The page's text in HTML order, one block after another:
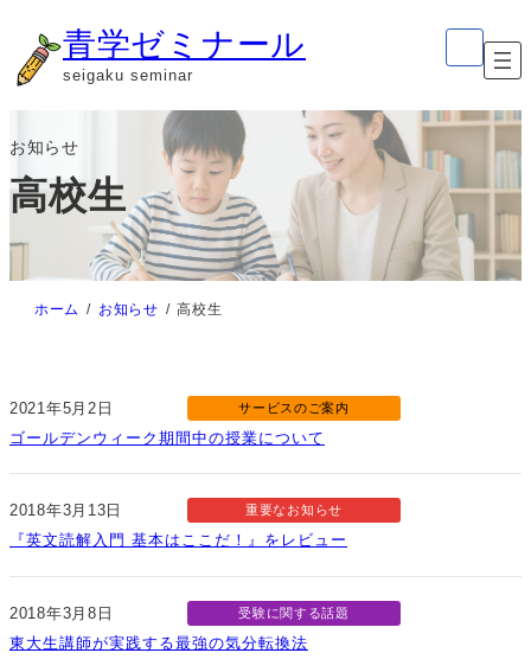
を
キ
ッ
青学ゼミナール
seigaku seminar
ア
コ
ン
お知らせ
高校生
ホーム お知らせ 高校生
2021年5月2日 サービスのご案内
ゴールデンウィーク期間中の授業について
2018年3月13日 重要なお知らせ
『英文読解入門 基本はここだ！』をレビュー
2018年3月8日 受験に関する話題
東大生講師が実践する最強の気分転換法